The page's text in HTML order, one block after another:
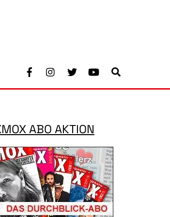
Facebook Youtube
ABO AKTION